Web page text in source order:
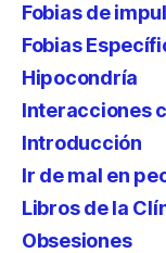
Fobias de
Fobias
Hipocondría
Interacciones
Introducción
Ir de mal en
Libros de la
Obsesiones